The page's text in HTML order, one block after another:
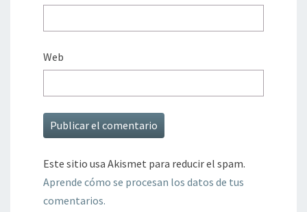
Web
Este sitio usa Akismet para reducir el spam.
Aprende cómo se procesan los datos de tus
comentarios.